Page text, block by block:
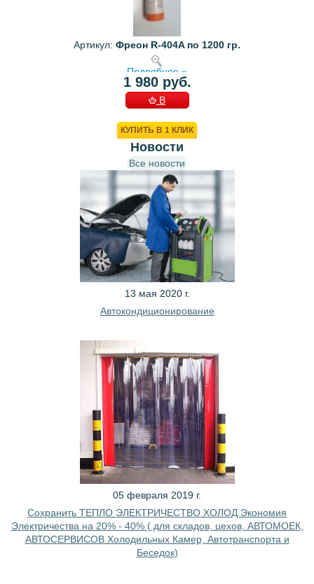
Артикул: Фреон R-404A по 1200 гр.
Подробнее »
1 980 руб.
В
КУПИТЬ В 1 КЛИК
Новости
Все новости
13 мая 2020 г.
Автокондиционирование
05 февраля 2019 г.
Сохранить ТЕПЛО ЭЛЕКТРИЧЕСТВО ХОЛОД Экономия
Электричества на 20% - 40% ( для складов, цехов, АВТОМОЕК,
АВТОСЕРВИСОВ Холодильных Камер, Автотранспорта и
Беседок)